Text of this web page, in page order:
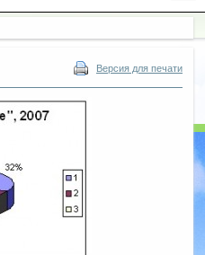
Версия для печати